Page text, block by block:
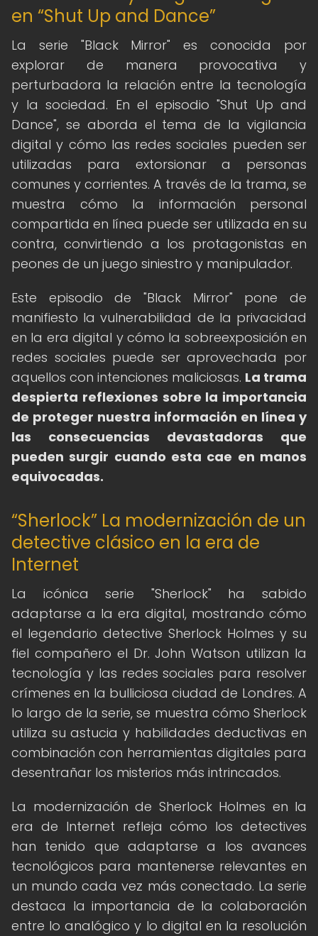
en “Shut Up and Dance”
La serie "Black Mirror" es conocida por
explorar de manera provocativa y
perturbadora la relación entre la tecnología
y la sociedad. En el episodio "Shut Up and
Dance", se aborda el tema de la vigilancia
digital y cómo las redes sociales pueden ser
utilizadas para extorsionar a personas
comunes y corrientes. A través de la trama, se
muestra cómo la información personal
compartida en línea puede ser utilizada en su
contra, convirtiendo a los protagonistas en
peones de un juego siniestro y manipulador.
Este episodio de "Black Mirror" pone de
manifiesto la vulnerabilidad de la privacidad
en la era digital y cómo la sobreexposición en
redes sociales puede ser aprovechada por
aquellos con intenciones maliciosas. La trama
despierta reflexiones sobre la importancia
de proteger nuestra información en línea y
las consecuencias devastadoras que
pueden surgir cuando esta cae en manos
equivocadas.
“Sherlock” La modernización de un
detective clásico en la era de
Internet
La icónica serie "Sherlock" ha sabido
adaptarse a la era digital, mostrando cómo
el legendario detective Sherlock Holmes y su
fiel compañero el Dr. John Watson utilizan la
tecnología y las redes sociales para resolver
crímenes en la bulliciosa ciudad de Londres. A
lo largo de la serie, se muestra cómo Sherlock
utiliza su astucia y habilidades deductivas en
combinación con herramientas digitales para
desentrañar los misterios más intrincados.
La modernización de Sherlock Holmes en la
era de Internet refleja cómo los detectives
han tenido que adaptarse a los avances
tecnológicos para mantenerse relevantes en
un mundo cada vez más conectado. La serie
destaca la importancia de la colaboración
entre lo analógico y lo digital en la resolución